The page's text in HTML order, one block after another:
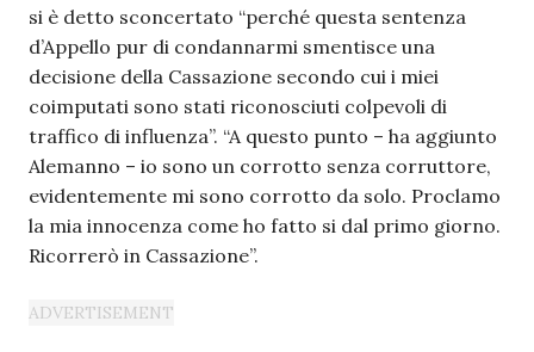
si è detto sconcertato “perché questa sentenza
d’Appello pur di condannarmi smentisce una
decisione della Cassazione secondo cui i miei
coimputati sono stati riconosciuti colpevoli di
traffico di influenza”. “A questo punto – ha aggiunto
Alemanno – io sono un corrotto senza corruttore,
evidentemente mi sono corrotto da solo. Proclamo
la mia innocenza come ho fatto si dal primo giorno.
Ricorrerò in Cassazione”.